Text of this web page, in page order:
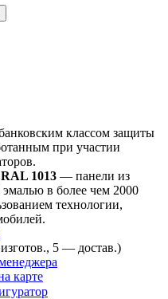
классом защиты
при участии
1013 — панели из
в более чем 2000
технологии,
5 — достав.)
карте